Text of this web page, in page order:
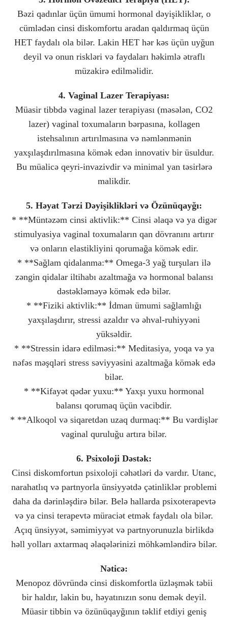
Bəzi qadınlar üçün ümumi hormonal dəyişikliklər, o
cümlədən cinsi diskomfortu aradan qaldırmaq üçün
HET faydalı ola bilər. Lakin HET hər kəs üçün uyğun
deyil və onun riskləri və faydaları həkimlə ətraflı
müzakirə edilməlidir.
4. Vaginal Lazer Terapiyası:
Müasir tibbdə vaginal lazer terapiyası (məsələn, CO2
lazer) vaginal toxumaların bərpasına, kollagen
istehsalının artırılmasına və nəmlənmənin
yaxşılaşdırılmasına kömək edən innovativ bir üsuldur.
Bu müalicə qeyri-invazivdir və minimal yan təsirlərə
malikdir.
5. Həyat Tərzi Dəyişiklikləri və Özünüqayğı:
* **Müntəzəm cinsi aktivlik:** Cinsi əlaqə və ya digər
stimulyasiya vaginal toxumaların qan dövranını artırır
və onların elastikliyini qorumağa kömək edir.
* **Sağlam qidalanma:** Omega-3 yağ turşuları ilə
zəngin qidalar iltihabı azaltmağa və hormonal balansı
dəstəkləməyə kömək edə bilər.
* **Fiziki aktivlik:** İdman ümumi sağlamlığı
yaxşılaşdırır, stressi azaldır və əhval-ruhiyyəni
yüksəldir.
* **Stressin idarə edilməsi:** Meditasiya, yoqa və ya
nəfəs məşqləri stress səviyyəsini azaltmağa kömək edə
bilər.
* **Kifayət qədər yuxu:** Yaxşı yuxu hormonal
balansı qorumaq üçün vacibdir.
* **Alkoqol və siqaretdən uzaq durmaq:** Bu vərdişlər
vaginal quruluğu artıra bilər.
6. Psixoloji Dəstək:
Cinsi diskomfortun psixoloji cəhətləri də vardır. Utanc,
narahatlıq və partnyorla ünsiyyətdə çətinliklər problemi
daha da dərinləşdirə bilər. Belə hallarda psixoterapevtə
və ya cinsi terapevtə müraciət etmək faydalı ola bilər.
Açıq ünsiyyət, səmimiyyət və partnyorunuzla birlikdə
həll yolları axtarmaq əlaqələrinizi möhkəmləndirə bilər.
Nəticə:
Menopoz dövründə cinsi diskomfortla üzləşmək təbii
bir haldır, lakin bu, həyatınızın sonu demək deyil.
Müasir tibbin və özünüqayğının təklif etdiyi geniş